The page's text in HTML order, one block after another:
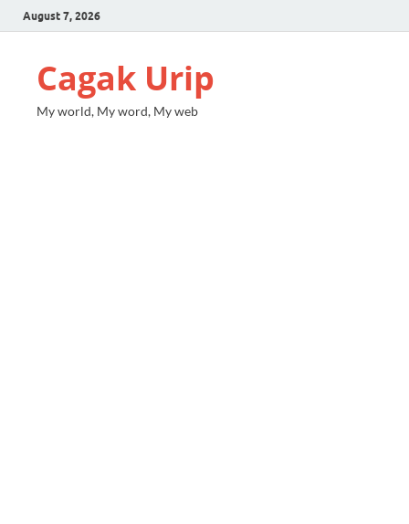
August 7, 2026
Cagak Urip
My world, My word, My web